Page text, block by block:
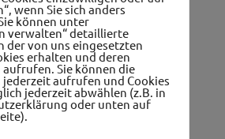
im westwinkel
wenn Sie sich anders
können unter
verwalten“ detaillierte
der von uns eingesetzten
erhalten und deren
Sie können die
aufrufen und Cookies
jederzeit abwählen (z.B. in
oder unten auf